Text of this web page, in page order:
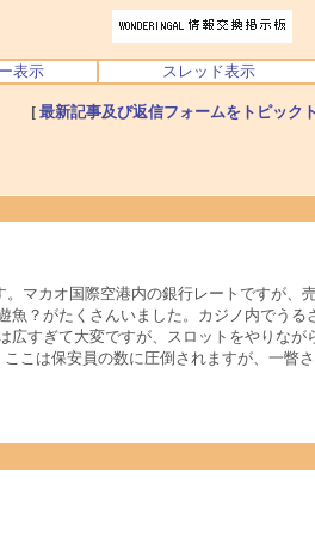
表示 スレッド表示
[ 最新記事及び返信フォームをトピック
マカオ国際空港内の銀行レートですが
？がたくさんいました。カジノ内でう
すぎて大変ですが、スロットをやりな
こは保安員の数に圧倒されますが、一